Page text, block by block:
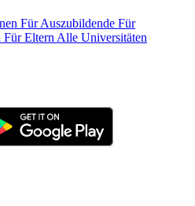
Für Auszubildende Für
Für Eltern Alle Universitäten